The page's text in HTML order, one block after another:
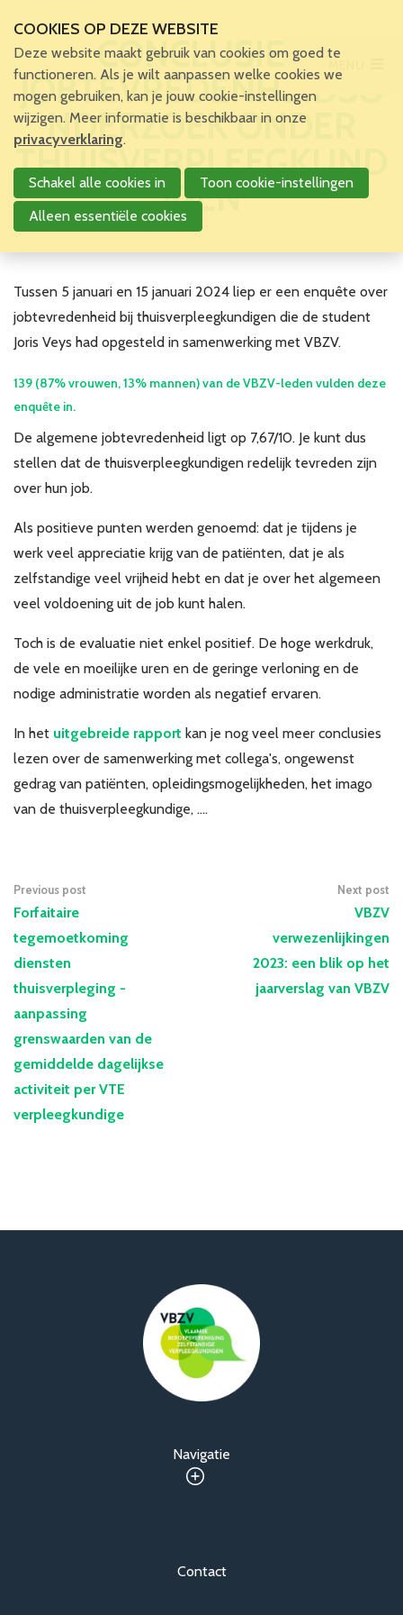
CONCLUSIES
JOBTEVREDENHEIDSO
NDERZOEK ONDER
THUISVERPLEEGKUND
IGEN
Tussen 5 januari en 15 januari 2024 liep er een enquête over
jobtevredenheid bij thuisverpleegkundigen die de student
Joris Veys had opgesteld in samenwerking met VBZV.
139 (87% vrouwen, 13% mannen) van de VBZV-leden vulden deze
enquête in.
De algemene jobtevredenheid ligt op 7,67/10. Je kunt dus
stellen dat de thuisverpleegkundigen redelijk tevreden zijn
over hun job.
Als positieve punten werden genoemd: dat je tijdens je
werk veel appreciatie krijg van de patiënten, dat je als
zelfstandige veel vrijheid hebt en dat je over het algemeen
veel voldoening uit de job kunt halen.
Toch is de evaluatie niet enkel positief. De hoge werkdruk,
de vele en moeilijke uren en de geringe verloning en de
nodige administratie worden als negatief ervaren.
In het uitgebreide rapport kan je nog veel meer conclusies
lezen over de samenwerking met collega's, ongewenst
gedrag van patiënten, opleidingsmogelijkheden, het imago
van de thuisverpleegkundige, ....
Previous post
Forfaitaire
tegemoetkoming
diensten
thuisverpleging -
aanpassing
grenswaarden van de
gemiddelde dagelijkse
activiteit per VTE
verpleegkundige
Next post
VBZV
verwezenlijkingen
2023: een blik op het
jaarverslag van VBZV
Navigatie
Contact
Main Menu
Home
Voor patiënten en zorgverleners
Verpleegkundigen
VBZV Helpcenter
Nieuws
Zoekertjes
Nuttige links
Navormingen
Lid worden
COOKIES OP DEZE WEBSITE
Deze website maakt gebruik van cookies om goed te
functioneren. Als je wilt aanpassen welke cookies we
mogen gebruiken, kan je jouw cookie-instellingen
wijzigen. Meer informatie is beschikbaar in onze
privacyverklaring.
Schakel alle cookies in
Toon cookie-instellingen
Alleen essentiële cookies